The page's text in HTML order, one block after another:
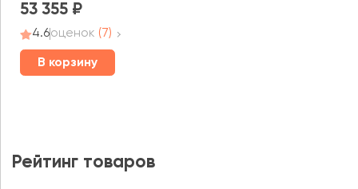
53 355
4.6оценок (7)
В корзину
Рейтинг товаров